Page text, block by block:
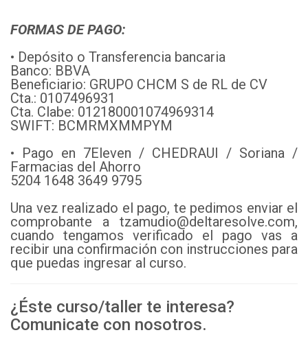
FORMAS DE PAGO:
• Depósito o Transferencia bancaria
Banco: BBVA
Beneficiario: GRUPO CHCM S de RL de CV
Cta.: 0107496931
Cta. Clabe: 012180001074969314
SWIFT: BCMRMXMMPYM
• Pago en 7Eleven / CHEDRAUI / Soriana /
Farmacias del Ahorro
5204 1648 3649 9795
Una vez realizado el pago, te pedimos enviar el
comprobante a tzamudio@deltaresolve.com,
cuando tengamos verificado el pago vas a
recibir una confirmación con instrucciones para
que puedas ingresar al curso.
¿Éste curso/taller te interesa?
Comunicate con nosotros.